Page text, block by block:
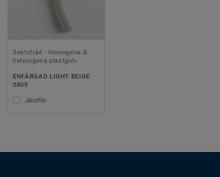
Svetstråd - Homogena &
heterogena plastgolv
ENFÄRGAD LIGHT BEIGE
0809
Jämför